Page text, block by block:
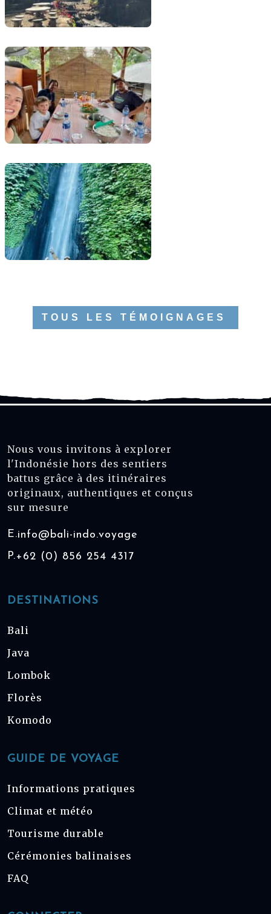
TOUS LES TÉMOIGNAGES
Nous vous invitons à explorer
l'Indonésie hors des sentiers
battus grâce à des itinéraires
originaux, authentiques et conçus
sur mesure
E.info@bali-indo.voyage
P.+62 (0) 856 254 4317
DESTINATIONS
Bali
Java
Lombok
Florès
Komodo
GUIDE DE VOYAGE
Informations pratiques
Climat et météo
Tourisme durable
Cérémonies balinaises
FAQ